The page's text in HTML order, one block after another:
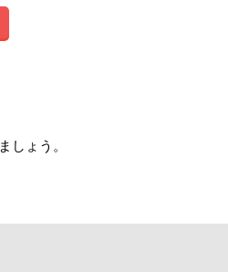
しょう。